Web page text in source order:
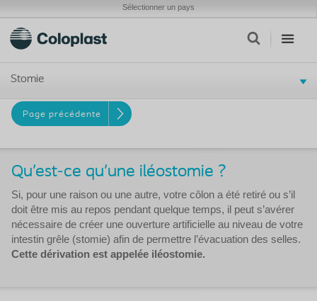
Sélectionner un pays
Stomie
Page précédente
Qu’est-ce qu’une iléostomie ?
Si, pour une raison ou une autre, votre côlon a été retiré ou s’il
doit être mis au repos pendant quelque temps, il peut s’avérer
nécessaire de créer une ouverture artificielle au niveau de votre
intestin grêle (stomie) afin de permettre l’évacuation des selles.
Cette dérivation est appelée iléostomie.